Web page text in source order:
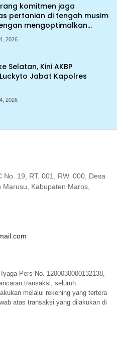
komitmen jaga
pertanian di tengah musim
mengoptimalkan
perpompaan (Irpom)
2026
Selatan, Kini AKBP
Jabat Kapolres
2026
No. 19, RT. 001, RW. 000, Desa
Marusu, Kabupaten Maros,
Pers No. 1200030000132138,
transaksi, seluruh
melalui rekening yang tertera
atas transaksi yang dilakukan di